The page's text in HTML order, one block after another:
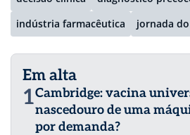
indústria farmacêutica
jornada
Em alta
1Cambridge: vacina
nascedouro de uma
por demanda?